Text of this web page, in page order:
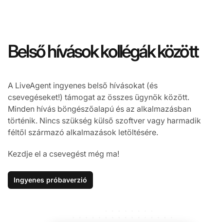
Belső hívások kollégák között
A LiveAgent ingyenes belső hívásokat (és
csevegéseket!) támogat az összes ügynök között.
Minden hívás böngészőalapú és az alkalmazásban
történik. Nincs szükség külső szoftver vagy harmadik
féltől származó alkalmazások letöltésére.
Kezdje el a csevegést még ma!
Ingyenes próbaverzió